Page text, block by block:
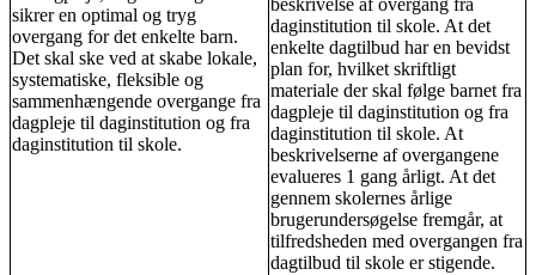
sikrer en optimal og tryg
overgang for det enkelte barn.
Det skal ske ved at skabe lokale,
systematiske, fleksible og
sammenhængende overgange fra
dagpleje til daginstitution og fra
daginstitution til skole.
beskrivelse af overgang fra
daginstitution til skole. At det
enkelte dagtilbud har en bevidst
plan for, hvilket skriftligt
materiale der skal følge barnet fra
dagpleje til daginstitution og fra
daginstitution til skole. At
beskrivelserne af overgangene
evalueres 1 gang årligt. At det
gennem skolernes årlige
brugerundersøgelse fremgår, at
tilfredsheden med overgangen fra
dagtilbud til skole er stigende.